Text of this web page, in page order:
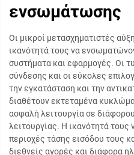
ενσωμάτωσης
Οι μικροί μετασχηματιστές
ικανότητά τους να
συστήματα και εφαρμογές. Οι
σύνδεσης και οι εύκολες
την εγκατάσταση και την
διαθέτουν εκτεταμένα
ασφαλή λειτουργία σε
λειτουργίας. Η ικανότητά τους
περιοχές τάσης εισόδου τους
διεθνείς αγορές και διάφορα